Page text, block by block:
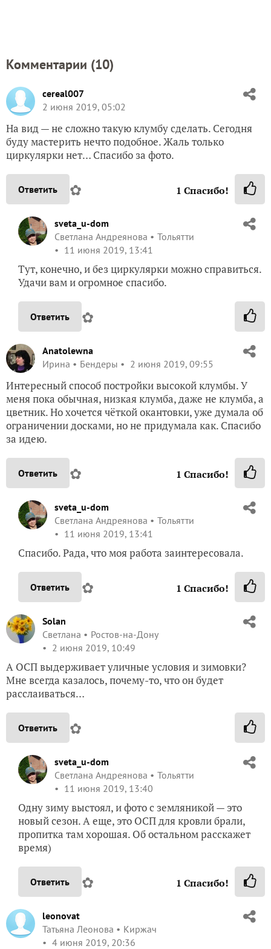
Комментарии (10)
cereal007
2 июня 2019, 05:02
На вид — не сложно такую клумбу сделать. Сегодня
буду мастерить нечто подобное. Жаль только
циркулярки нет… Спасибо за фото.
Ответить ✿ 1 Спасибо!
sveta_u-dom
Светлана Андреянова
Тольятти
11 июня 2019, 13:41
Тут, конечно, и без циркулярки можно справиться.
Удачи вам и огромное спасибо.
Ответить ✿
Anatolewna
Ирина
Бендеры 2 июня 2019, 09:55
Интересный способ постройки высокой клумбы. У
меня пока обычная, низкая клумба, даже не клумба, а
цветник. Но хочется чёткой окантовки, уже думала об
ограничении досками, но не придумала как. Спасибо
за идею.
Ответить ✿ 1 Спасибо!
sveta_u-dom
Светлана Андреянова
Тольятти
11 июня 2019, 13:41
Спасибо. Рада, что моя работа заинтересовала.
Ответить ✿ 1 Спасибо!
Solan
Светлана
Ростов-на-Дону
2 июня 2019, 10:49
А ОСП выдерживает уличные условия и зимовки?
Мне всегда казалось, почему-то, что он будет
расслаиваться…
Ответить ✿
sveta_u-dom
Светлана Андреянова
Тольятти
11 июня 2019, 13:40
Одну зиму выстоял, и фото с земляникой — это
новый сезон. А еще, это ОСП для кровли брали,
пропитка там хорошая. Об остальном расскажет
время)
Ответить ✿ 1 Спасибо!
leonovat
Татьяна Леонова
Киржач
4 июня 2019, 20:36